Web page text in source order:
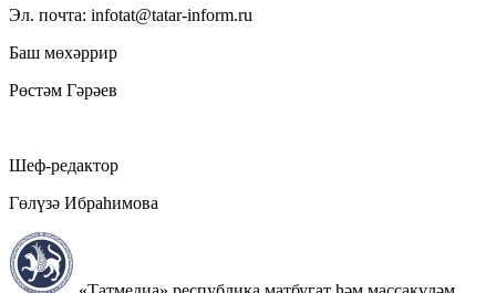
Эл. почта: infotat@tatar-inform.ru
Баш мөхәррир
Рөстәм Гәрәев
Шеф-редактор
Гөлүзә Ибраһимова